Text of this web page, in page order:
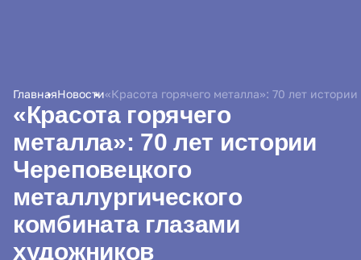
ГлавнаяНовости
«Красота горячего
металла»: 70 лет истории
Череповецкого
металлургического
комбината глазами
художников